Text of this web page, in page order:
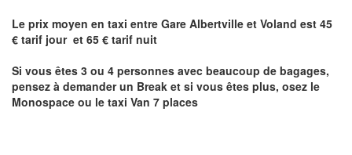
Le prix moyen en taxi entre Gare Albertville et Voland est 45
€ tarif jour et 65 € tarif nuit
Si vous êtes 3 ou 4 personnes avec beaucoup de bagages,
pensez à demander un Break et si vous êtes plus, osez le
Monospace ou le taxi Van 7 places